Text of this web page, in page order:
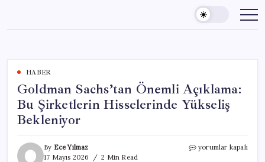
content
HABER
Goldman Sachs’tan Önemli Açıklama:
Bu Şirketlerin Hisselerinde Yükseliş
Bekleniyor
By Ece Yılmaz
17 Mayıs 2026
2 Min Read
Goldman
yorumlar kapalı